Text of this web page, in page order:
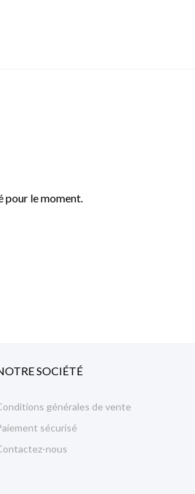
pour le moment.
SOCIÉTÉ
générales de vente
sécurisé
nous